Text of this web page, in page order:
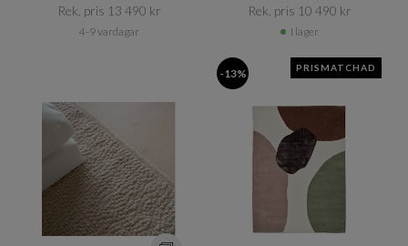
Rek. pris 13 490 kr​​
4-9 vardagar
Rek. pris 10 490 kr​​
I lager
-13% PRISMATCHAD